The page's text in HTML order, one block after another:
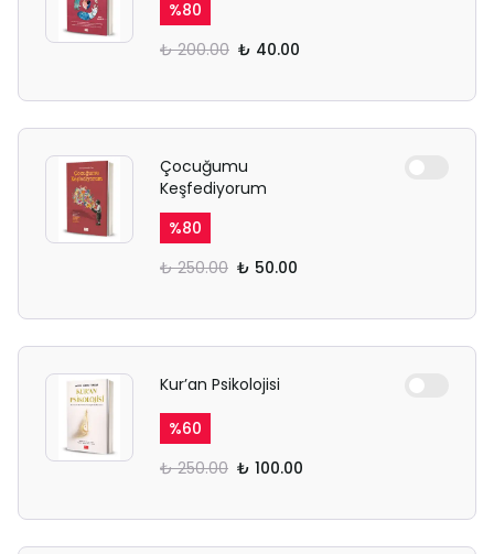
%80
₺ 200.00 ₺ 40.00
Çocuğumu
Keşfediyorum
%80
₺ 250.00 ₺ 50.00
Kur’an Psikolojisi
%60
₺ 250.00 ₺ 100.00